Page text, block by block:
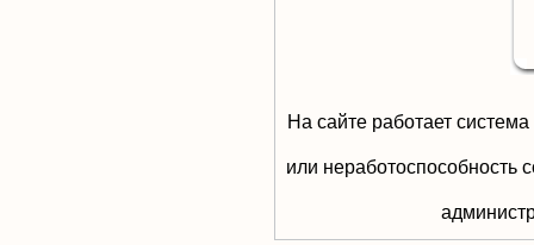
На сайте работает
или неработоспособность